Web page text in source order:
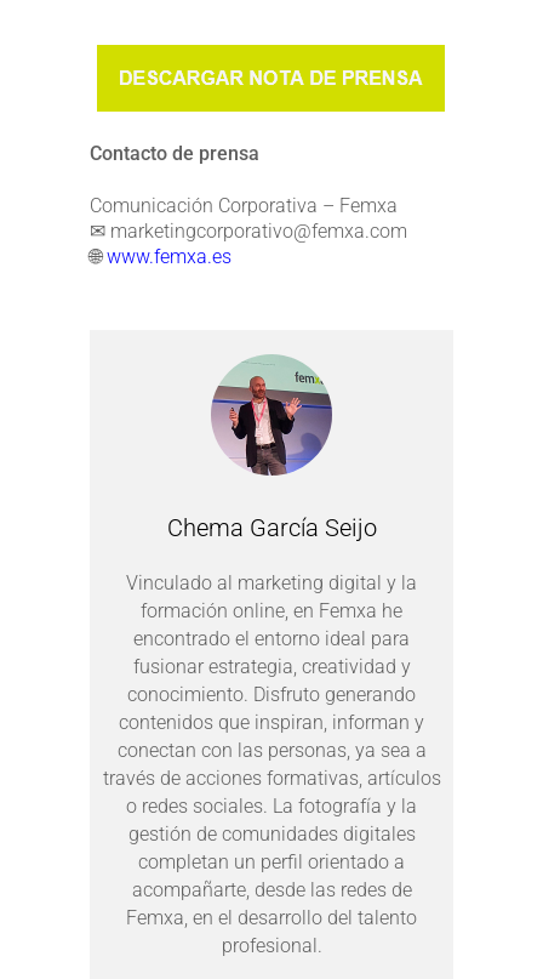
Contacto de prensa
Comunicación Corporativa – Femxa
✉ marketingcorporativo@femxa.com
🌐www.femxa.es
Chema García Seijo
Vinculado al marketing digital y la
formación online, en Femxa he
encontrado el entorno ideal para
fusionar estrategia, creatividad y
conocimiento. Disfruto generando
contenidos que inspiran, informan y
conectan con las personas, ya sea a
través de acciones formativas, artículos
o redes sociales. La fotografía y la
gestión de comunidades digitales
completan un perfil orientado a
acompañarte, desde las redes de
Femxa, en el desarrollo del talento
profesional.